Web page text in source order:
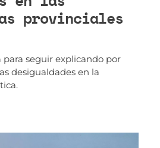
provinciales
seguir explicando por
desigualdades en la